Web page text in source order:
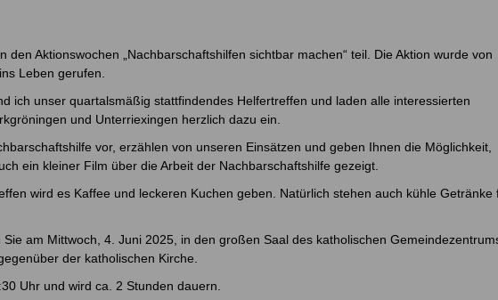
den Aktionswochen „Nachbarschaftshilfen sichtbar machen“ teil. Die Aktion wurde von
Leben gerufen.
ich unser quartalsmäßig stattfindendes Helfertreffen und laden alle interessierten
und Unterriexingen herzlich dazu ein.
vor, erzählen von unseren Einsätzen und geben Ihnen die Möglichkeit,
ein kleiner Film über die Arbeit der Nachbarschaftshilfe gezeigt.
wird es Kaffee und leckeren Kuchen geben. Natürlich stehen auch kühle Getränke
am Mittwoch, 4. Juni 2025, in den großen Saal des katholischen
der katholischen Kirche.
Uhr und wird ca. 2 Stunden dauern.